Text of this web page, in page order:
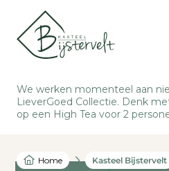
We werken momenteel aan
LieverGoed Collectie. Denk
op een High Tea voor 2
Home Kasteel Bijstervelt